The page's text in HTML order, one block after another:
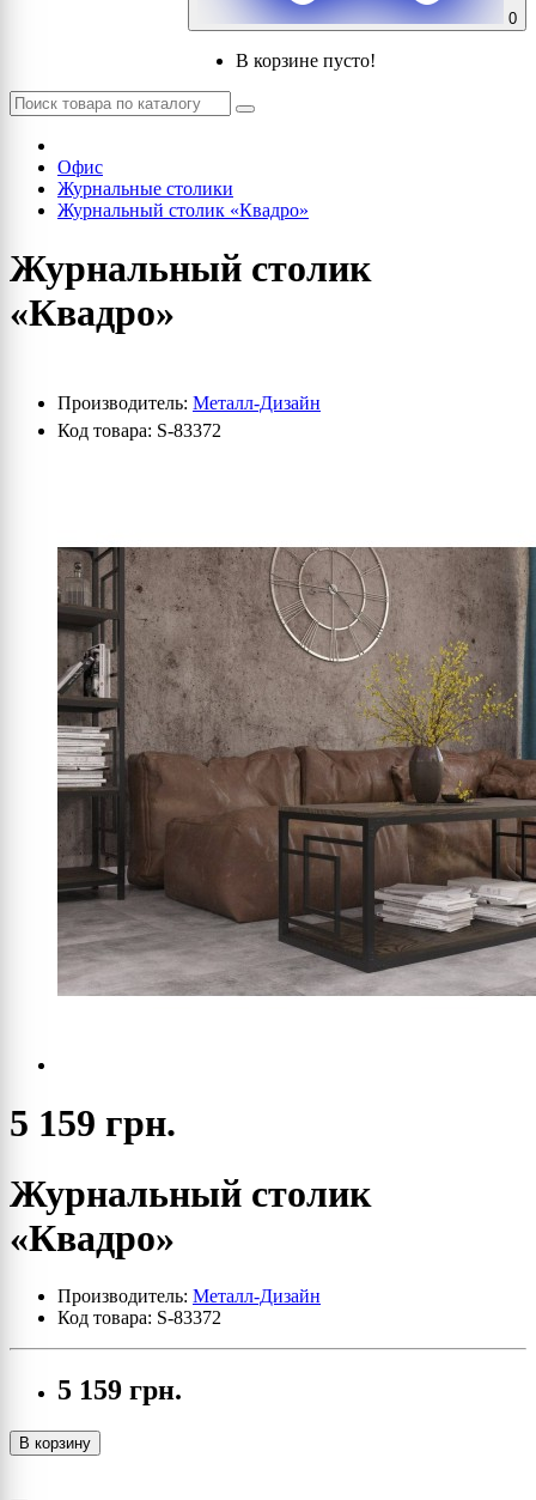
0
В корзине пусто!
Офис
Журнальные столики
Журнальный столик «Квадро»
Журнальный столик
«Квадро»
Производитель: Металл-Дизайн
Код товара: S-83372
5 159 грн.
Журнальный столик
«Квадро»
Производитель: Металл-Дизайн
Код товара: S-83372
5 159 грн.
В корзину